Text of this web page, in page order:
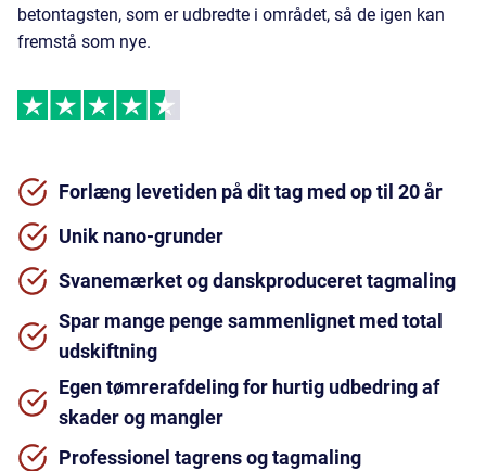
betontagsten, som er udbredte i området, så de igen kan
fremstå som nye.
Forlæng levetiden på dit tag med op til 20 år
Unik nano-grunder
Svanemærket og danskproduceret tagmaling
Spar mange penge sammenlignet med total
udskiftning
Egen tømrerafdeling for hurtig udbedring af
skader og mangler
Professionel tagrens og tagmaling